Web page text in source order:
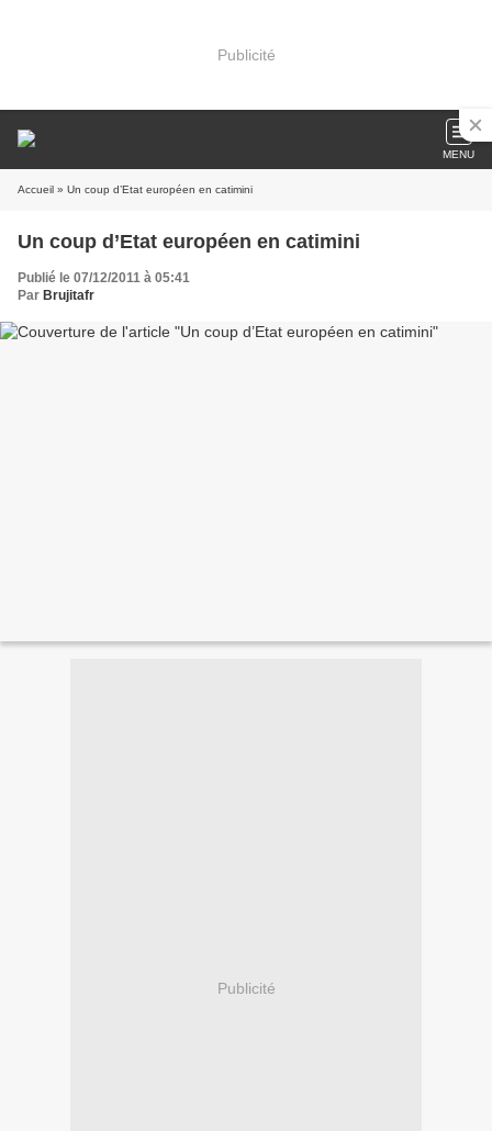
Publicité
MENU
Accueil » Un coup d’Etat européen en catimini
Un coup d’Etat européen en catimini
Publié le 07/12/2011 à 05:41
Par Brujitafr
Publicité